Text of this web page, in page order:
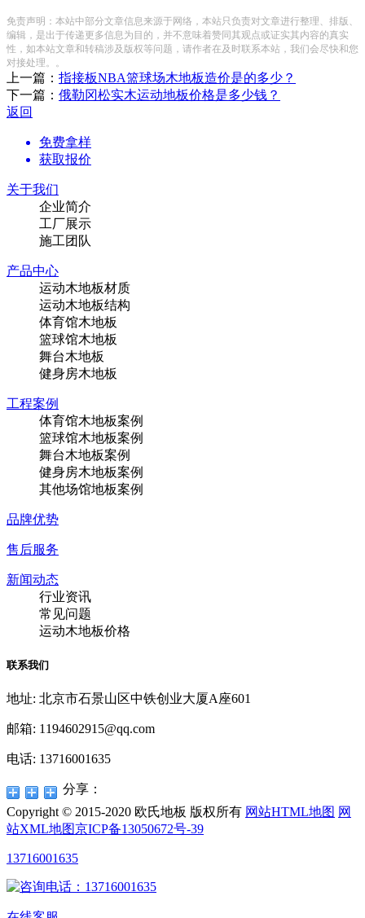
免责声明：本站中部分文章信息来源于网络，本站只负责对文章进行整理、排版、
编辑，是出于传递更多信息为目的，并不意味着赞同其观点或证实其内容的真实
性，如本站文章和转稿涉及版权等问题，请作者在及时联系本站，我们会尽快和您
对接处理。。
上一篇： 指接板NBA篮球场木地板造价是的多少？
下一篇： 俄勒冈松实木运动地板价格是多少钱？
返回
免费拿样
获取报价
关于我们
企业简介
工厂展示
施工团队
产品中心
运动木地板材质
运动木地板结构
体育馆木地板
篮球馆木地板
舞台木地板
健身房木地板
工程案例
体育馆木地板案例
篮球馆木地板案例
舞台木地板案例
健身房木地板案例
其他场馆地板案例
品牌优势
售后服务
新闻动态
行业资讯
常见问题
运动木地板价格
联系我们
地址: 北京市石景山区中铁创业大厦A座601
邮箱: 1194602915@qq.com
电话: 13716001635
分享：
Copyright © 2015-2020 欧氏地板 版权所有 网站HTML地图 网
站XML地图京ICP备13050672号-39
13716001635